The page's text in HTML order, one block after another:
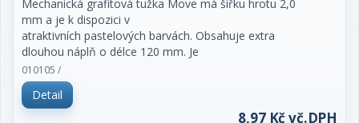
Mechanická grafitová tužka Move má šířku hrotu 2,0
mm a je k dispozici v
atraktivních pastelových barvách. Obsahuje extra
dlouhou náplň o délce 120 mm. Je
bezdřevá, což umožňuje snadné ořezávání s
ořezávátkem ProSharp 2,0 mm. Tvrdost tuhy
je 2B. Tužka je vybavena stiskacím mechanismem.
010105 /
Detail
8,97 Kč vč.DPH